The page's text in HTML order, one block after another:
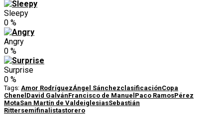
Sleepy
0 %
Angry
0 %
Surprise
0 %
Tags: Amor RodríguezÁngel SánchezclasificaciónCopa
Chenel David GalvánFrancisco de Manuel Paco RamosPérez
MotaSan Martín de ValdeiglesiasSebastián
Rittersemifinalistastorero